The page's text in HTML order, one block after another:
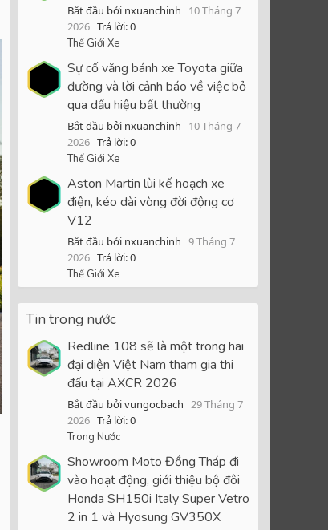
Bắt đầu bởi nxuanchinh
10 Tháng 7
2026 Trả lời: 0
Thế Giới Xe
Sự cố văng bánh xe Toyota giữa
đường và lời cảnh báo về việc bỏ
qua dấu hiệu bất thường
Bắt đầu bởi nxuanchinh
10 Tháng 7
2026 Trả lời: 0
Thế Giới Xe
Aston Martin lùi kế hoạch xe
điện, kéo dài vòng đời động cơ
V12
Bắt đầu bởi nxuanchinh 9 Tháng 7
2026 Trả lời: 0
Thế Giới Xe
Tin trong nước
Redline 108 sẽ là một trong hai
đại diện Việt Nam tham gia thi
đấu tại AXCR 2026
Bắt đầu bởi vungocbach 29 Tháng 7
2026 Trả lời: 0
Trong Nước
Showroom Moto Đồng Tháp đi
vào hoạt động, giới thiệu bộ đôi
Honda SH150i Italy Super Vetro
2 in 1 và Hyosung GV350X